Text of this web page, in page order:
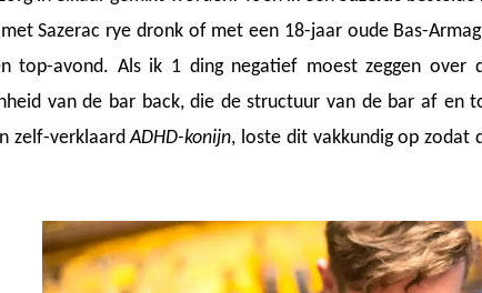
Sazerac rye dronk of met een 18-jaar oude Bas-
top-avond. Als ik 1 ding negatief moest zeggen over
van de bar back, die de structuur van de bar af en
zelf-verklaardADHD-konijn, loste dit vakkundig op zodat